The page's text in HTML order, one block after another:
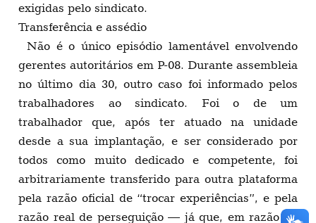
exigidas pelo sindicato.
Transferência e assédio
Não é o único episódio lamentável envolvendo
gerentes autoritários em P-08. Durante assembleia
no último dia 30, outro caso foi informado pelos
trabalhadores ao sindicato. Foi o de um
trabalhador que, após ter atuado na unidade
desde a sua implantação, e ser considerado por
todos como muito dedicado e competente, foi
arbitrariamente transferido para outra plataforma
pela razão oficial de “trocar experiências”, e pela
razão real de perseguição — já que, em razão de